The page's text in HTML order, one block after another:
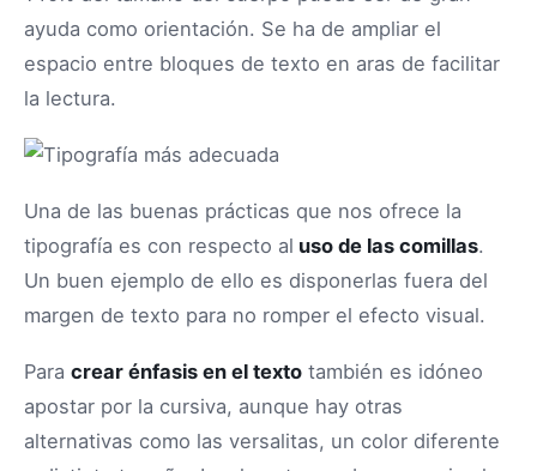
ayuda como orientación. Se ha de ampliar el
espacio entre bloques de texto en aras de facilitar
la lectura.
Una de las buenas prácticas que nos ofrece la
tipografía es con respecto al uso de las comillas.
Un buen ejemplo de ello es disponerlas fuera del
margen de texto para no romper el efecto visual.
Para crear énfasis en el texto también es idóneo
apostar por la cursiva, aunque hay otras
alternativas como las versalitas, un color diferente